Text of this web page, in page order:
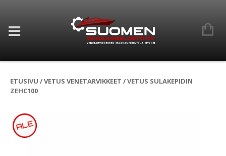
ETUSIVU /VETUS VENETARVIKKEET / VETUS SULAKEPIDIN
ZEHC100